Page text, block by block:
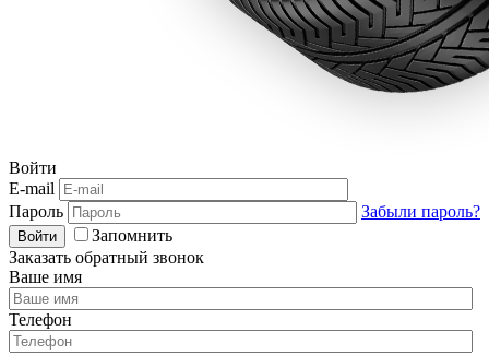
Войти
E-mail
Пароль
Забыли пароль?
Войти
Запомнить
Заказать обратный звонок
Ваше имя
Телефон